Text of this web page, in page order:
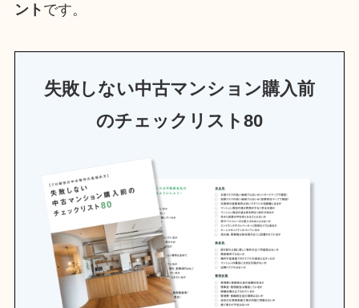
ント です。
失敗しない中古マンション購入前
のチェックリスト80